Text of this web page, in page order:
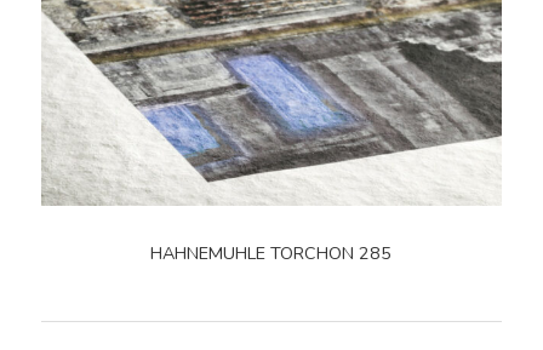
HAHNEMUHLE TORCHON 285